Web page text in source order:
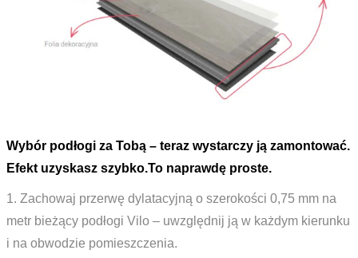
Wybór podłogi za Tobą – teraz wystarczy ją zamontować.
Efekt uzyskasz szybko.To naprawdę proste.
1. Zachowaj przerwę dylatacyjną o szerokości 0,75 mm na
metr bieżący podłogi Vilo – uwzględnij ją w każdym kierunku
i na obwodzie pomieszczenia.